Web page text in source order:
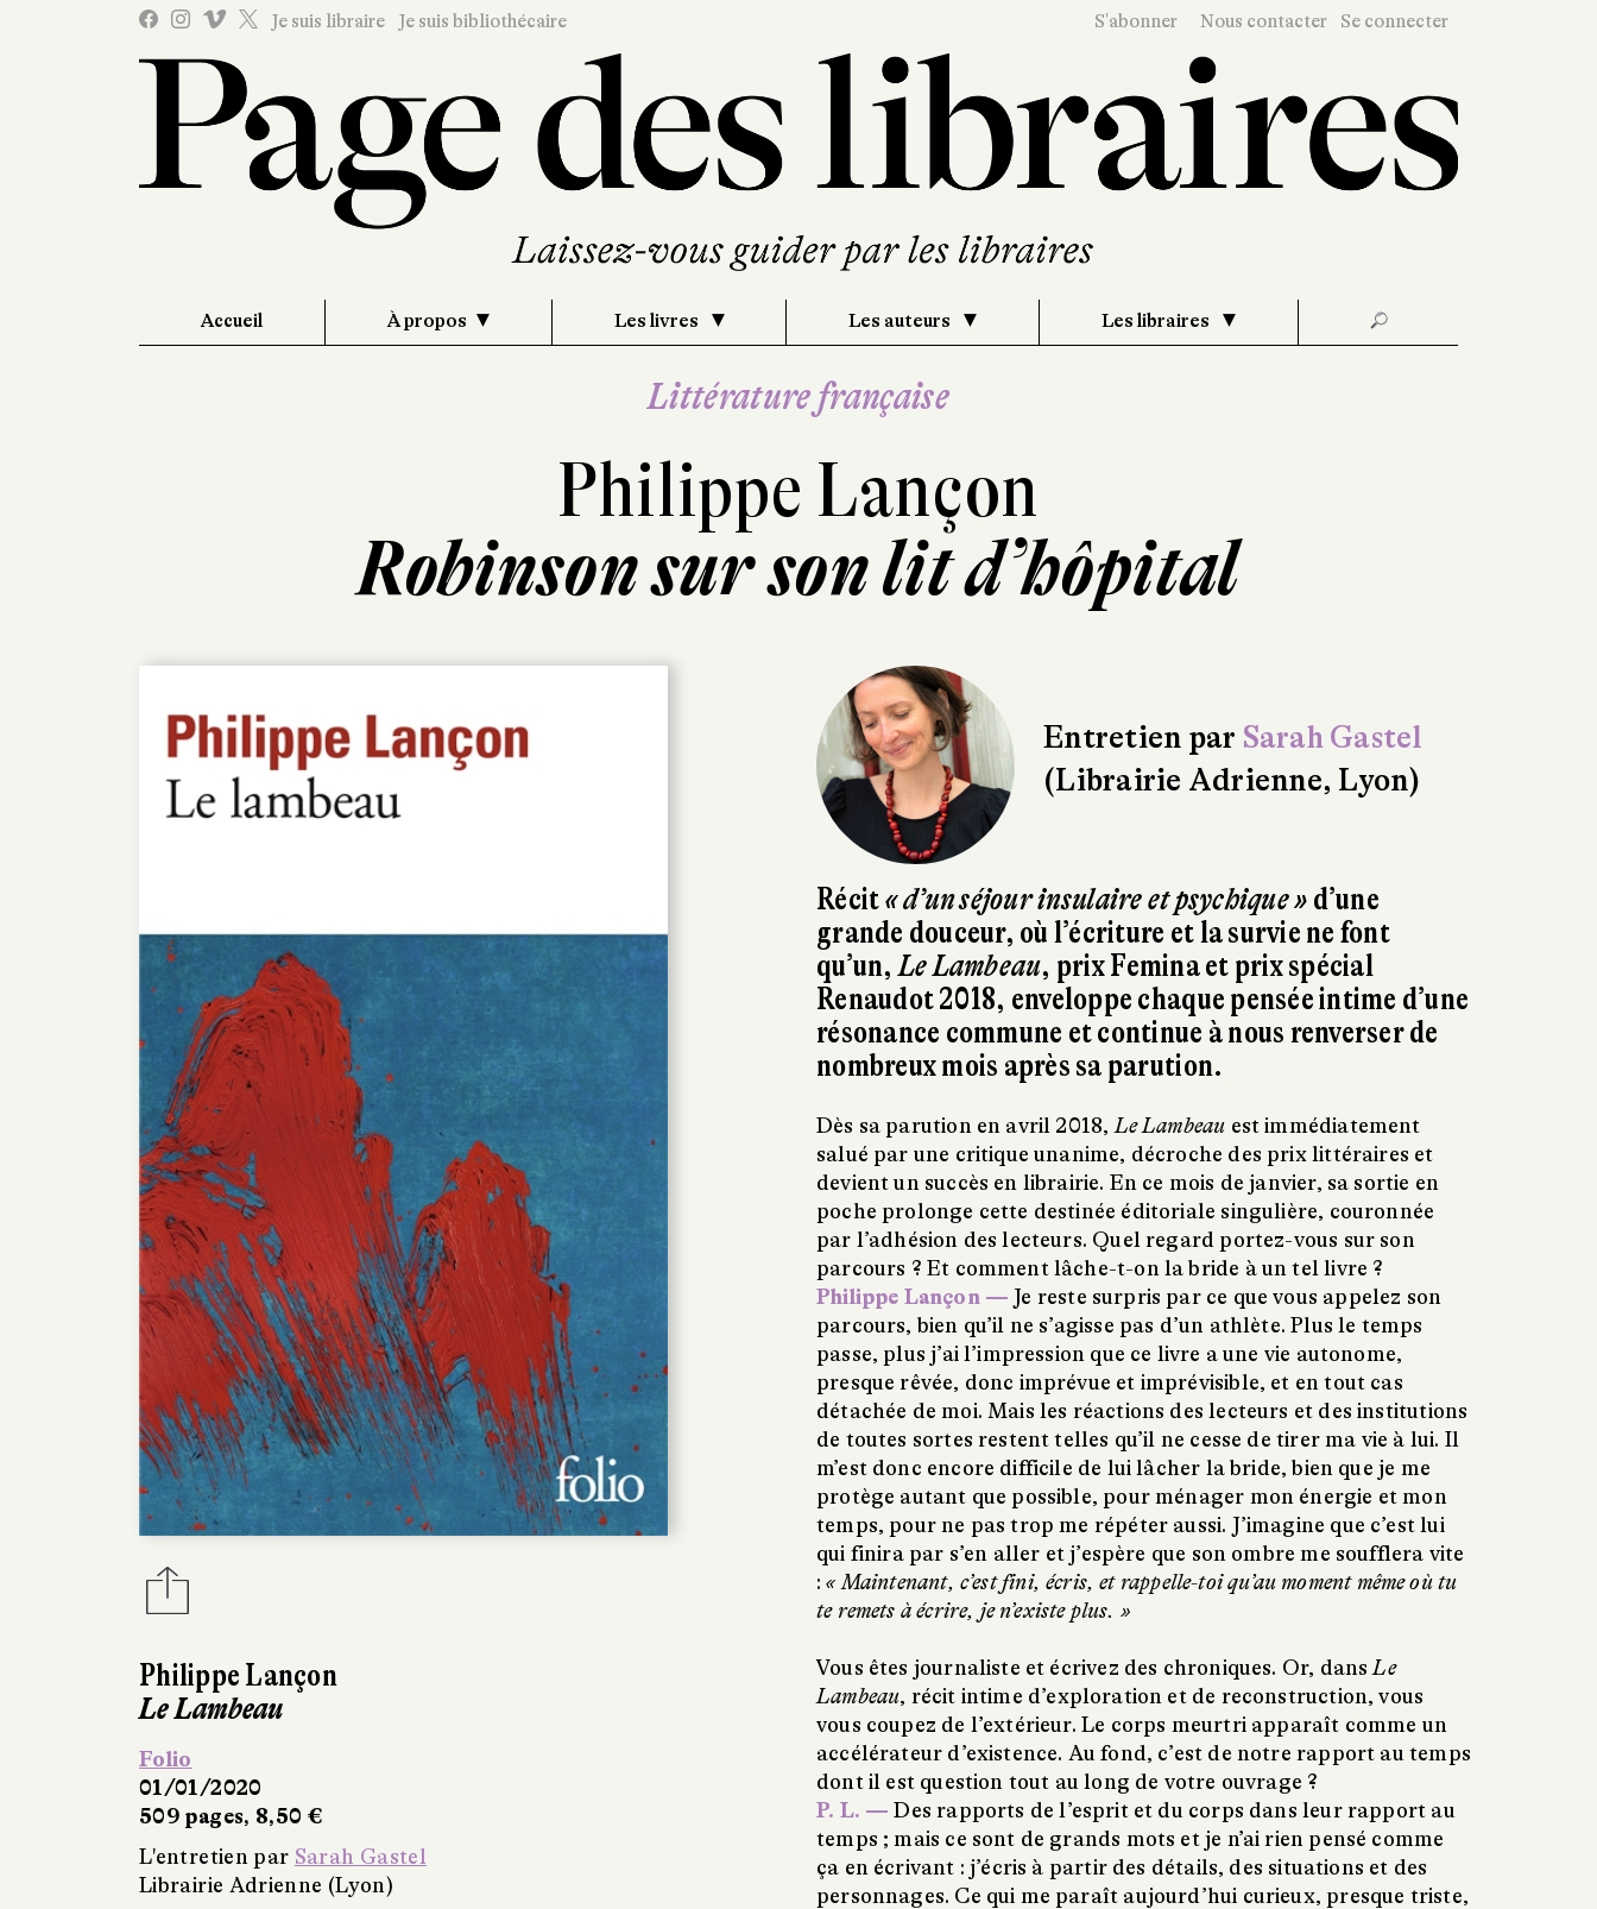
Je suis libraire Je suis bibliothécaire S'abonner Nous contacter Se connecter
Accueil À propos Les livres Les auteurs Les libraires 🔎
Littérature française
Philippe Lançon
Robinson sur son lit d’hôpital
Philippe Lançon
Le Lambeau
Folio
01/01/2020
509 pages, 8,50 €
L'entretien par Sarah Gastel
Librairie Adrienne (Lyon)
Entretien par Sarah Gastel
(Librairie Adrienne, Lyon)
Récit« d’un séjour insulaire et psychique » d’une
grande douceur, où l’écriture et la survie ne font
qu’un, Le Lambeau, prix Femina et prix spécial
Renaudot 2018, enveloppe chaque pensée intime d’une
résonance commune et continue à nous renverser de
nombreux mois après sa parution.
Dès sa parution en avril 2018, Le Lambeau est immédiatement
salué par une critique unanime, décroche des prix littéraires et
devient un succès en librairie. En ce mois de janvier, sa sortie en
poche prolonge cette destinée éditoriale singulière, couronnée
par l’adhésion des lecteurs. Quel regard portez-vous sur son
parcours ? Et comment lâche-t-on la bride à un tel livre ?
Philippe Lançon — Je reste surpris par ce que vous appelez son
parcours, bien qu’il ne s’agisse pas d’un athlète. Plus le temps
passe, plus j’ai l’impression que ce livre a une vie autonome,
presque rêvée, donc imprévue et imprévisible, et en tout cas
détachée de moi. Mais les réactions des lecteurs et des institutions
de toutes sortes restent telles qu’il ne cesse de tirer ma vie à lui. Il
m’est donc encore difficile de lui lâcher la bride, bien que je me
protège autant que possible, pour ménager mon énergie et mon
temps, pour ne pas trop me répéter aussi. J’imagine que c’est lui
qui finira par s’en aller et j’espère que son ombre me soufflera vite
:« Maintenant, c’est fini, écris, et rappelle-toi qu’au moment même où tu
te remets à écrire, je n’existe plus. »
Vous êtes journaliste et écrivez des chroniques. Or, dans Le
Lambeau, récit intime d’exploration et de reconstruction, vous
vous coupez de l’extérieur. Le corps meurtri apparaît comme un
accélérateur d’existence. Au fond, c’est de notre rapport au temps
dont il est question tout au long de votre ouvrage ?
P. L. — Des rapports de l’esprit et du corps dans leur rapport au
temps ; mais ce sont de grands mots et je n’ai rien pensé comme
ça en écrivant : j’écris à partir des détails, des situations et des
personnages. Ce qui me paraît aujourd’hui curieux, presque triste,